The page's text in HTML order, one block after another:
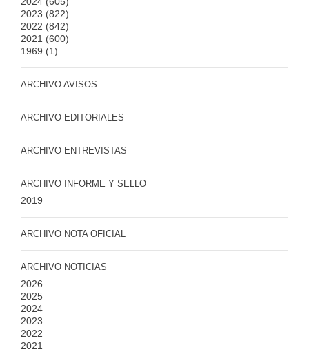
2023 (822)
2022 (842)
2021 (600)
1969 (1)
ARCHIVO AVISOS
ARCHIVO EDITORIALES
ARCHIVO ENTREVISTAS
ARCHIVO INFORME Y SELLO
2019
ARCHIVO NOTA OFICIAL
ARCHIVO NOTICIAS
2026
2025
2024
2023
2022
2021